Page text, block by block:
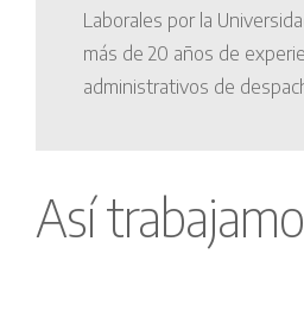
Laborales por la
más de 20 años de
administrativos de
Así